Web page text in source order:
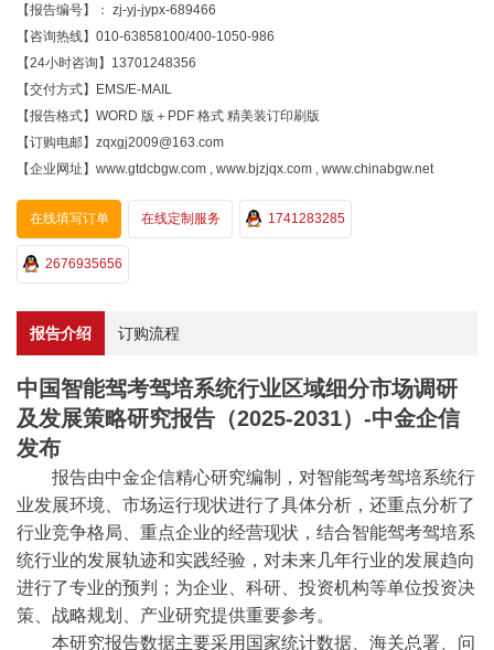
【报告编号】： zj-yj-jypx-689466
【咨询热线】010-63858100/400-1050-986
【24小时咨询】13701248356
【交付方式】EMS/E-MAIL
【报告格式】WORD 版＋PDF 格式 精美装订印刷版
【订购电邮】zqxgj2009@163.com
【企业网址】www.gtdcbgw.com , www.bjzjqx.com , www.chinabgw.net
在线填写订单 在线定制服务 1741283285
2676935656
报告介绍 订购流程
中国智能驾考驾培系统行业区域细分市场调研
及发展策略研究报告（2025-2031）-中金企信
发布
报告由中金企信精心研究编制，对智能驾考驾培系统行
业发展环境、市场运行现状进行了具体分析，还重点分析了
行业竞争格局、重点企业的经营现状，结合智能驾考驾培系
统行业的发展轨迹和实践经验，对未来几年行业的发展趋向
进行了专业的预判；为企业、科研、投资机构等单位投资决
策、战略规划、产业研究提供重要参考。
本研究报告数据主要采用国家统计数据、海关总署、问